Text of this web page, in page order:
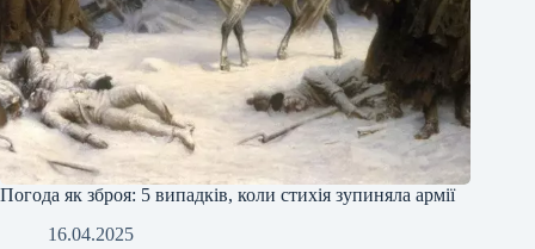
Погода як зброя: 5 випадків, коли стихія зупиняла армії
16.04.2025